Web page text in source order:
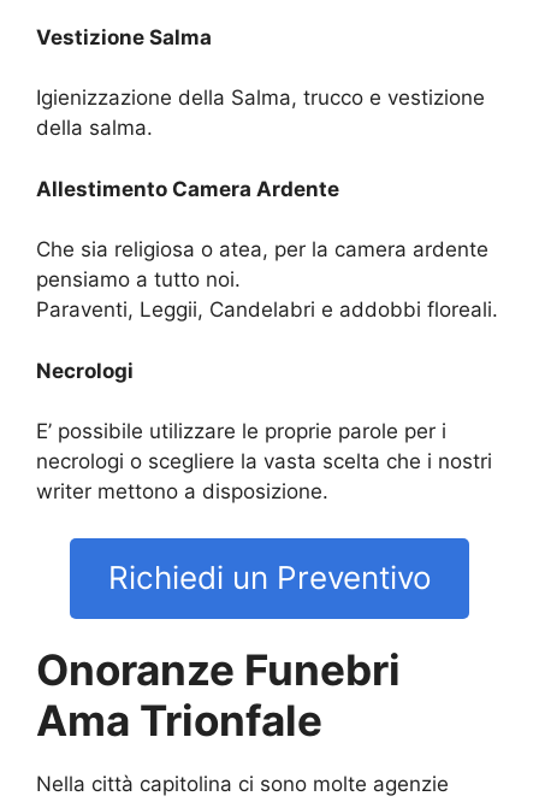
Vestizione Salma
Igienizzazione della Salma, trucco e vestizione
della salma.
Allestimento Camera Ardente
Che sia religiosa o atea, per la camera ardente
pensiamo a tutto noi.
Paraventi, Leggii, Candelabri e addobbi floreali.
Necrologi
E’ possibile utilizzare le proprie parole per i
necrologi o scegliere la vasta scelta che i nostri
writer mettono a disposizione.
Richiedi un Preventivo
Onoranze Funebri
Ama Trionfale
Nella città capitolina ci sono molte agenzie